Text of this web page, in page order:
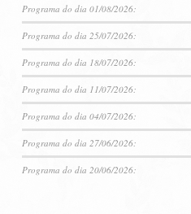
Programa do dia 01/08/2026:
Programa do dia 25/07/2026:
Programa do dia 18/07/2026:
Programa do dia 11/07/2026:
Programa do dia 04/07/2026:
Programa do dia 27/06/2026:
Programa do dia 20/06/2026: